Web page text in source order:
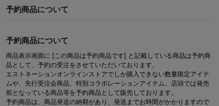
予約商品について
予約商品について
商品表示画面に [この商品は予約商品です] と記載している商品は予約商
品として、予約の受注をさせていただいております。
エストネーションオンラインストアでしか購入できない数量限定アイテ
ムや、先行受注会商品、特別コラボレーションアイテム、店頭では発売
前となっている商品等を予約商品として販売しております。
予約商品は、商品発送の納期があり、発送までお時間がかかりますので